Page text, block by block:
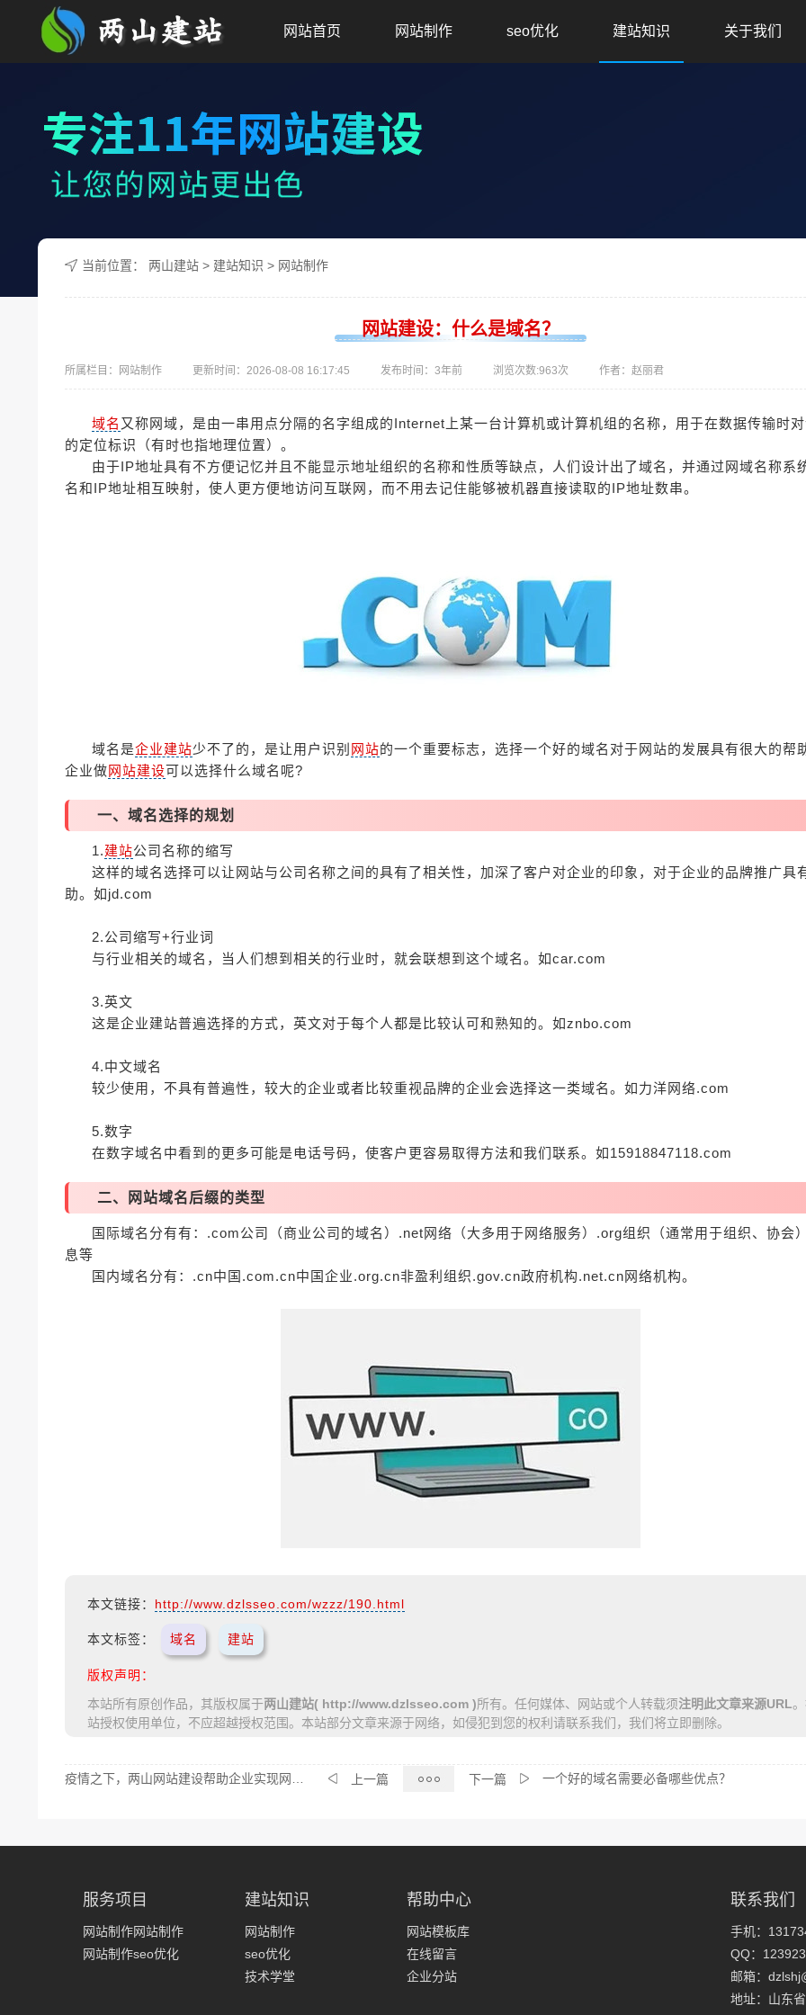
网站首页 网站制作 seo优化 建站知识 关于我们
当前位置： 两山建站 > 建站知识 > 网站制作
网站建设：什么是域名？
所属栏目：网站制作 更新时间： 2026-08-08 16:17:45 发布时间： 3年前 浏览次数:963次 作者：赵丽君
域名 又称网域，是由一串用点分隔的名字组成的Internet上某一台计算机或计算机组的名称，用于在数据传输时
的定位标识（有时也指地理位置）。
由于IP地址具有不方便记忆并且不能显示地址组织的名称和性质等缺点，人们设计出了域名，并通过网域名称系
名和IP地址相互映射，使人更方便地访问互联网，而不用去记住能够被机器直接读取的IP地址数串。
域名是企业建站少不了的，是让用户识别 网站的一个重要标志，选择一个好的域名对于网站的发展具有很大的帮
企业做网站建设可以选择什么域名呢?
一、域名选择的规划
1.建站公司名称的缩写
这样的域名选择可以让网站与公司名称之间的具有了相关性，加深了客户对企业的印象，对于企业的品牌推广具
助。如jd.com
2.公司缩写+行业词
与行业相关的域名，当人们想到相关的行业时，就会联想到这个域名。如car.com
3.英文
这是企业建站普遍选择的方式，英文对于每个人都是比较认可和熟知的。如znbo.com
4.中文域名
较少使用，不具有普遍性，较大的企业或者比较重视品牌的企业会选择这一类域名。如力洋网络.com
5.数字
在数字域名中看到的更多可能是电话号码，使客户更容易取得方法和我们联系。如15918847118.com
二、网站域名后缀的类型
国际域名分有有：.com公司（商业公司的域名）.net网络（大多用于网络服务）.org组织（通常用于组织、协会
息等
国内域名分有：.cn中国.com.cn中国企业.org.cn非盈利组织.gov.cn政府机构.net.cn网络机构。
本文链接： http://www.dzlsseo.com/wzzz/190.html
本文标签： 域名 建站
版权声明：
本站所有原创作品，其版权属于两山建站( http://www.dzlsseo.com )所有。任何媒体、网站或个人转载须注明此文章来源URL
站授权使用单位，不应超越授权范围。本站部分文章来源于网络，如侵犯到您的权利请联系我们，我们将立即删除。
上一篇 下一篇 一个好的域名需要必备哪些优点？
服务项目
网站制作网站制作
网站制作seo优化
建站知识
网站制作
seo优化
技术学堂
帮助中心
网站模板库
在线留言
企业分站
联系我们
手机：
QQ：
邮箱：
地址：山东